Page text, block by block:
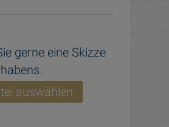
gerne eine Skizze
auswählen